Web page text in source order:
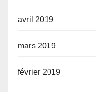
avril 2019
mars 2019
février 2019